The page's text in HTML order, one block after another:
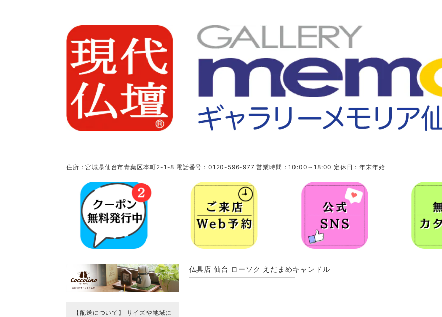
住所：宮城県仙台市青葉区本町2-1-8 電話番号：0120-596-977 営業時間：10:00～18:00 定休日：年末年始
【配送について】 サイズや地域に
仏具店 仙台 ローソク えだまめキャンドル